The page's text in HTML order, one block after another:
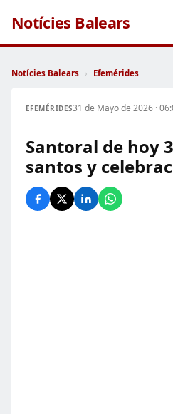
Notícies Balears
Notícies Balears › Efemérides
EFEMÉRIDES31 de Mayo de 2026 ·
Santoral de hoy
santos y